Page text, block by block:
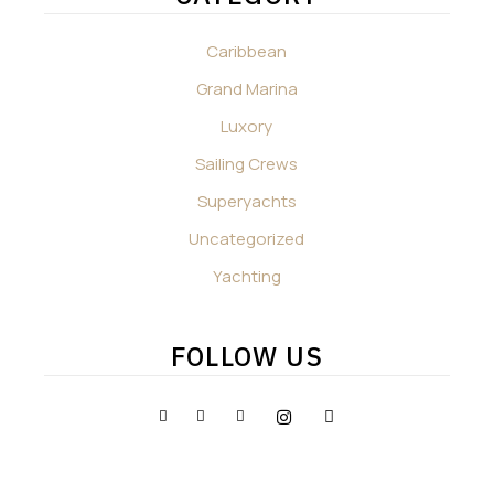
Caribbean
Grand Marina
Luxory
Sailing Crews
Superyachts
Uncategorized
Yachting
FOLLOW US